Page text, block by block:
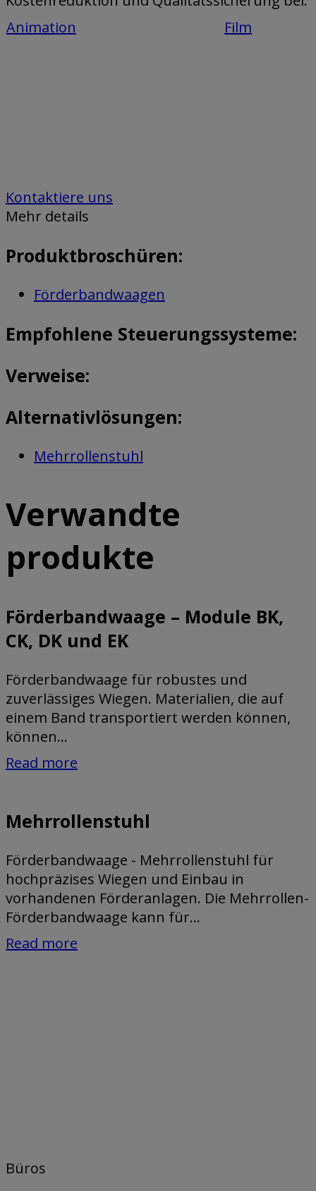
Animation
Film
Kontaktiere uns
Mehr details
Produktbroschüren:
Förderbandwaagen
Empfohlene Steuerungssysteme:
Verweise:
Alternativlösungen:
Mehrrollenstuhl
Verwandte
produkte
Förderbandwaage – Module BK,
CK, DK und EK
Förderbandwaage für robustes und
zuverlässiges Wiegen. Materialien, die auf
einem Band transportiert werden können,
können...
Read more
Mehrrollenstuhl
Förderbandwaage - Mehrrollenstuhl für
hochpräzises Wiegen und Einbau in
vorhandenen Förderanlagen. Die Mehrrollen-
Förderbandwaage kann für...
Read more
Büros